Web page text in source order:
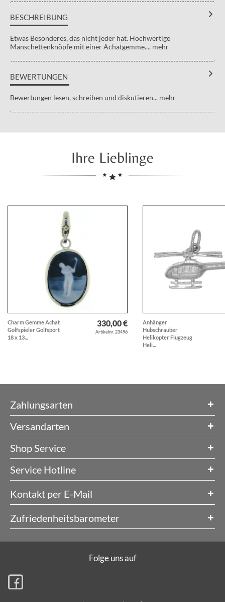
BESCHREIBUNG
Etwas Besonderes, das nicht jeder hat. Hochwertige
Manschettenknöpfe mit einer Achatgemme.... mehr
BEWERTUNGEN
Bewertungen lesen, schreiben und diskutieren... mehr
Ihre Lieblinge
Charm Gemme Achat
Golfspieler Golfsport
18 x 13...
330,00 €
Artikelnr. 23496
Anhänger
Hubschrauber
Helikopter Flugzeug
Heli...
Zahlungsarten
Versandarten
Shop Service
Service Hotline
Kontakt per E-Mail
Zufriedenheitsbarometer
Folge uns auf